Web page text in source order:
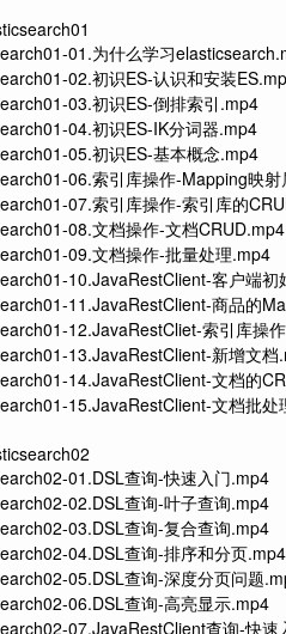
01.为什么学习
02.初识ES-认识和安装
03.初识ES-倒排索引.mp4
04.初识ES-IK分词器.mp4
05.初识ES-基本概念.mp4
06.索引库操作-Mapping映射
07.索引库操作-索引库的
08.文档操作-文档CRUD.mp4
09.文档操作-批量处理.mp4
10.JavaRestClient-客户端初
11.JavaRestClient-商品的
12.JavaRestCliet-索引库操
13.JavaRestClient-新增文档
14.JavaRestClient-文档的
15.JavaRestClient-文档批处
01.DSL查询-快速入门.mp4
02.DSL查询-叶子查询.mp4
03.DSL查询-复合查询.mp4
04.DSL查询-排序和分页.mp4
05.DSL查询-深度分页问题
06.DSL查询-高亮显示.mp4
07.JavaRestClient查询-快速